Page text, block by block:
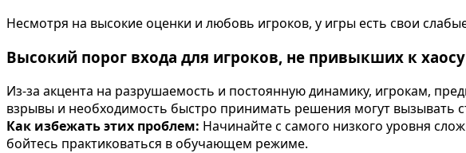
Несмотря на высокие оценки и любовь игроков, у игры есть свои
Высокий порог входа для игроков, не привыкших к хаосу
Из-за акцента на разрушаемость и постоянную динамику, игрокам,
взрывы и необходимость быстро принимать решения могут вызывать
Как избежать этих проблем: Начинайте с самого низкого уровня
бойтесь практиковаться в обучающем режиме.